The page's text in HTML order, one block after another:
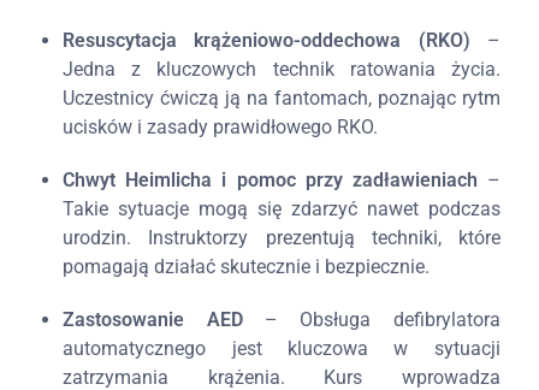
Resuscytacja krążeniowo-oddechowa (RKO) –
Jedna z kluczowych technik ratowania życia.
Uczestnicy ćwiczą ją na fantomach, poznając rytm
ucisków i zasady prawidłowego RKO.
Chwyt Heimlicha i pomoc przy zadławieniach –
Takie sytuacje mogą się zdarzyć nawet podczas
urodzin. Instruktorzy prezentują techniki, które
pomagają działać skutecznie i bezpiecznie.
Zastosowanie AED– Obsługa defibrylatora
automatycznego jest kluczowa w sytuacji
zatrzymania krążenia. Kurs wprowadza